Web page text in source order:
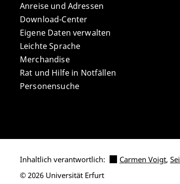
Anreise und Adressen
Download-Center
Eigene Daten verwalten
Leichte Sprache
Merchandise
Rat und Hilfe in Notfällen
Personensuche
Inhaltlich verantwortlich: Carmen Voigt,
© 2026 Universität Erfurt